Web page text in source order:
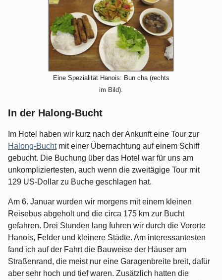
Eine Spezialität Hanois: Bun cha (rechts
im Bild).
In der Halong-Bucht
Im Hotel haben wir kurz nach der Ankunft eine Tour zur
Halong-Buchtmit einer Übernachtung auf einem Schiff
gebucht. Die Buchung über das Hotel war für uns am
unkompliziertesten, auch wenn die zweitägige Tour mit
129 US-Dollar zu Buche geschlagen hat.
Am 6. Januar wurden wir morgens mit einem kleinen
Reisebus abgeholt und die circa 175 km zur Bucht
gefahren. Drei Stunden lang fuhren wir durch die Vororte
Hanois, Felder und kleinere Städte. Am interessantesten
fand ich auf der Fahrt die Bauweise der Häuser am
Straßenrand, die meist nur eine Garagenbreite breit, dafür
aber sehr hoch und tief waren. Zusätzlich hatten die